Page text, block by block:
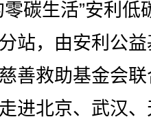
碳生活”安利低
站，由安利公
善救助基金会
进北京、武汉